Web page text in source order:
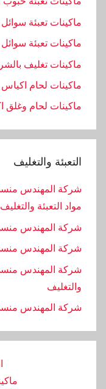
ماكينات تعبئة
ماكينات تعبئة
ماكينات تغليف
ماكينات لحام اكياس
ماكينات لحام وغلق
التعبئة والتغليف
شركة المهندس
مواد التعبئة والتغليف
شركة المهندس
شركة المهندس منسى
شركة المهندس منسى
والتغليف
‏شركة المهندس